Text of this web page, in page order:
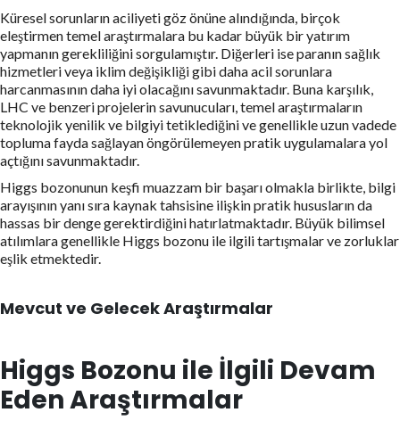
Küresel sorunların aciliyeti göz önüne alındığında, birçok
eleştirmen temel araştırmalara bu kadar büyük bir yatırım
yapmanın gerekliliğini sorgulamıştır. Diğerleri ise paranın sağlık
hizmetleri veya iklim değişikliği gibi daha acil sorunlara
harcanmasının daha iyi olacağını savunmaktadır. Buna karşılık,
LHC ve benzeri projelerin savunucuları, temel araştırmaların
teknolojik yenilik ve bilgiyi tetiklediğini ve genellikle uzun vadede
topluma fayda sağlayan öngörülemeyen pratik uygulamalara yol
açtığını savunmaktadır.
Higgs bozonunun keşfi muazzam bir başarı olmakla birlikte, bilgi
arayışının yanı sıra kaynak tahsisine ilişkin pratik hususların da
hassas bir denge gerektirdiğini hatırlatmaktadır. Büyük bilimsel
atılımlara genellikle Higgs bozonu ile ilgili tartışmalar ve zorluklar
eşlik etmektedir.
Mevcut ve Gelecek Araştırmalar
Higgs Bozonu ile İlgili Devam
Eden Araştırmalar